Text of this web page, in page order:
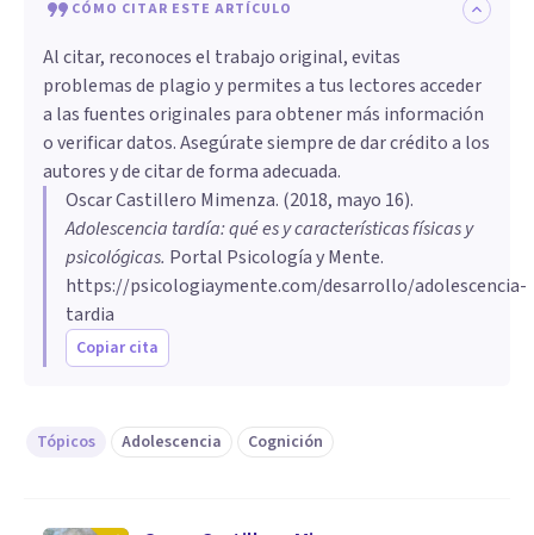
CÓMO CITAR ESTE ARTÍCULO
Al citar, reconoces el trabajo original, evitas
problemas de plagio y permites a tus lectores acceder
a las fuentes originales para obtener más información
o verificar datos. Asegúrate siempre de dar crédito a los
autores y de citar de forma adecuada.
Oscar Castillero Mimenza. (2018, mayo 16).
Adolescencia tardía: qué es y características físicas y
psicológicas. Portal Psicología y Mente.
https://psicologiaymente.com/desarrollo/adolescencia-
tardia
Copiar cita
Tópicos Adolescencia Cognición